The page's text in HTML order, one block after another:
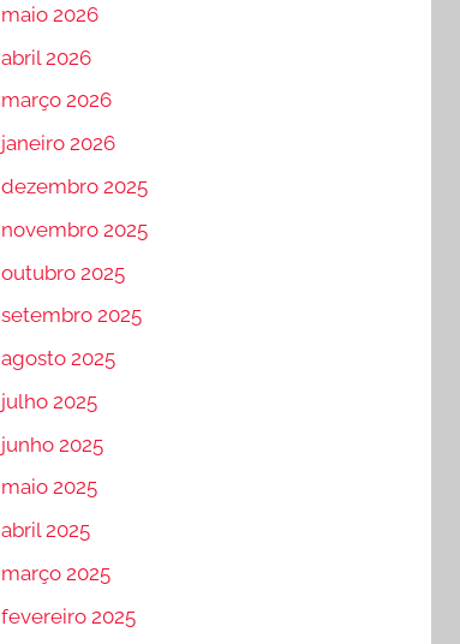
maio 2026
abril 2026
março 2026
janeiro 2026
dezembro 2025
novembro 2025
outubro 2025
setembro 2025
agosto 2025
julho 2025
junho 2025
maio 2025
abril 2025
março 2025
fevereiro 2025